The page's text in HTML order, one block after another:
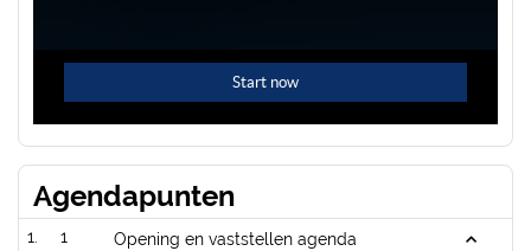
Agendapunten
1 Opening en vaststellen agenda